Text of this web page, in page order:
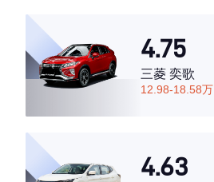
·空间表现一般，低于70%同级车
4.75
三菱 奕歌
12.98-18.58万
4.63